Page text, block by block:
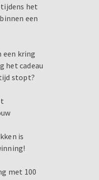
het
een
een kring
het cadeau
stopt?
is
met 100